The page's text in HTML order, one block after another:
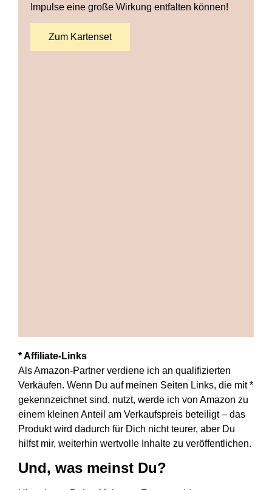
Impulse eine große Wirkung entfalten können!
Zum Kartenset
* Affiliate-Links
Als Amazon-Partner verdiene ich an qualifizierten
Verkäufen. Wenn Du auf meinen Seiten Links, die mit *
gekennzeichnet sind, nutzt, werde ich von Amazon zu
einem kleinen Anteil am Verkaufspreis beteiligt – das
Produkt wird dadurch für Dich nicht teurer, aber Du
hilfst mir, weiterhin wertvolle Inhalte zu veröffentlichen.
Und, was meinst Du?